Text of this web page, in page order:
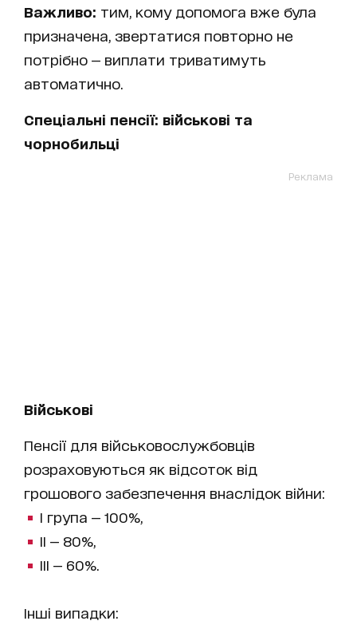
Важливо: тим, кому допомога вже була
призначена, звертатися повторно не
потрібно — виплати триватимуть
автоматично.
Спеціальні пенсії: військові та
чорнобильці
Реклама
Військові
Пенсії для військовослужбовців
розраховуються як відсоток від
грошового забезпечення внаслідок війни:
І група — 100%,
ІІ — 80%,
ІІІ — 60%.
Інші випадки: